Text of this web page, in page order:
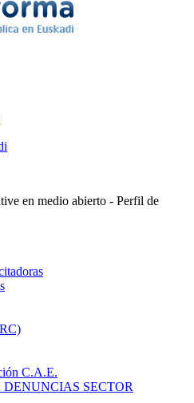
en medio abierto - Perfil de
C.A.E.
SECTOR